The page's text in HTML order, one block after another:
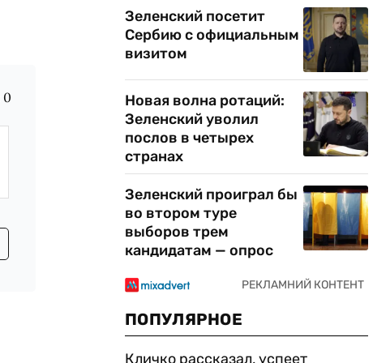
0
Зеленский посетит
Сербию с официальным
визитом
Новая волна ротаций:
Зеленский уволил
послов в четырех
странах
Зеленский проиграл бы
во втором туре
выборов трем
кандидатам — опрос
ПОПУЛЯРНОЕ
Кличко рассказал, успеет